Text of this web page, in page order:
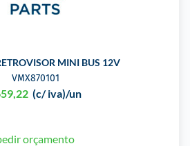
MINI BUS 12V
VMX870101
(c/ iva)/un
orçamento